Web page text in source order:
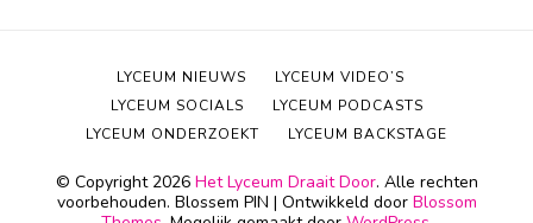
© Copyright 2026 Het Lyceum Draait Door. Alle rechten
voorbehouden. Blossem PIN | Ontwikkeld door Blossom
LYCEUM NIEUWS
LYCEUM VIDEO’S
LYCEUM SOCIALS
LYCEUM PODCASTS
LYCEUM ONDERZOEKT
LYCEUM BACKSTAGE